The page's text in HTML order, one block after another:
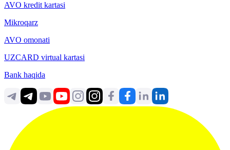
AVO kredit kartasi
Mikroqarz
AVO omonati
UZCARD virtual kartasi
Bank haqida